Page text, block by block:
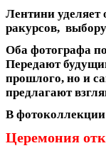
Лентини
ракурсов,
Оба фотографа
Передают
прошлого, но и
предлагают
В фотоколлекции
Церемония